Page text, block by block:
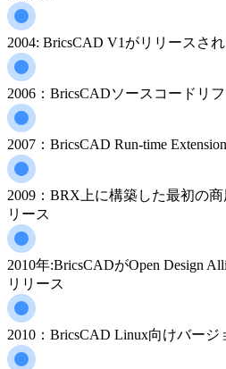
2004: BricsCAD V1がリリースさ
2006：BricsCADソースコードリ
2007：BricsCAD Run-time
2009：BRX上に構築した最初の
リース
2010年:BricsCADがOpen Design
リリース
2010：BricsCAD Linux向けバージ